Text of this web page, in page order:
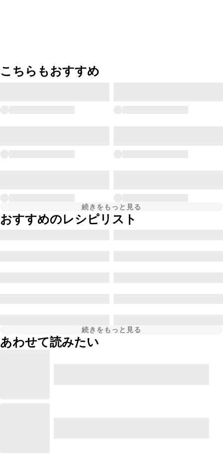
こちらもおすすめ
続きをもっと見る
おすすめのレシピリスト
続きをもっと見る
あわせて読みたい